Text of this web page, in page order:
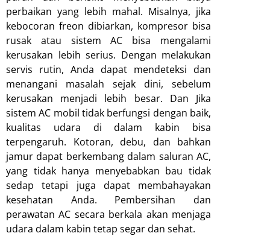
perbaikan yang lebih mahal. Misalnya, jika
kebocoran freon dibiarkan, kompresor bisa
rusak atau sistem AC bisa mengalami
kerusakan lebih serius. Dengan melakukan
servis rutin, Anda dapat mendeteksi dan
menangani masalah sejak dini, sebelum
kerusakan menjadi lebih besar. Dan Jika
sistem AC mobil tidak berfungsi dengan baik,
kualitas udara di dalam kabin bisa
terpengaruh. Kotoran, debu, dan bahkan
jamur dapat berkembang dalam saluran AC,
yang tidak hanya menyebabkan bau tidak
sedap tetapi juga dapat membahayakan
kesehatan Anda. Pembersihan dan
perawatan AC secara berkala akan menjaga
udara dalam kabin tetap segar dan sehat.